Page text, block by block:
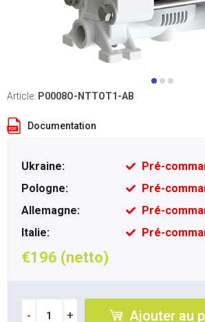
Article: P0008O-NTTOT1-AB
Documentation
Ukraine:
Pré-
Pologne:
Pré-
Allemagne:
Pré-
Italie:
Pré-
€196 (netto)
- + Ajouter au